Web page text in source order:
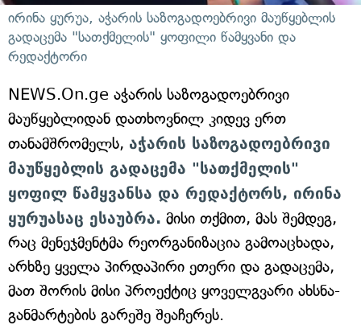
ირინა ყურუა, აჭარის საზოგადოებრივი მაუწყებლის
გადაცემა "სათქმელის" ყოფილი წამყვანი და
რედაქტორი
NEWS.On.ge აჭარის საზოგადოებრივი
მაუწყებლიდან დათხოვნილ კიდევ ერთ
თანამშრომელს, აჭარის საზოგადოებრივი
მაუწყებლის გადაცემა "სათქმელის"
ყოფილ წამყვანსა და რედაქტორს, ირინა
ყურუასაც ესაუბრა. მისი თქმით, მას შემდეგ,
რაც მენეჯმენტმა რეორგანიზაცია გამოაცხადა,
არხზე ყველა პირდაპირი ეთერი და გადაცემა,
მათ შორის მისი პროექტიც ყოველგვარი ახსნა-
განმარტების გარეშე შეაჩერეს.